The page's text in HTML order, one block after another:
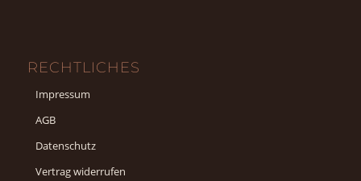
RECHTLICHES
Impressum
AGB
Datenschutz
Vertrag widerrufen